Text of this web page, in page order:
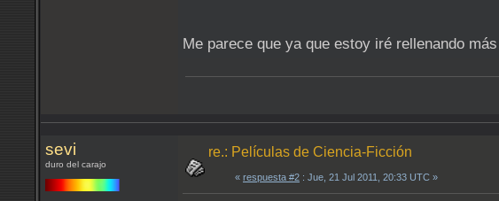
Me parece que ya que estoy iré rellenando
sevi
duro del carajo
re.: Películas de Ciencia-Ficción
« respuesta #2 : Jue, 21 Jul 2011, 20:33 UTC »